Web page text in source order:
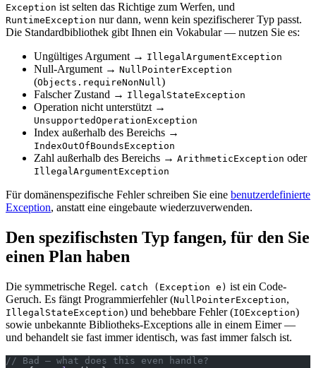
Exception ist selten das Richtige zum Werfen, und
RuntimeException nur dann, wenn kein spezifischerer Typ passt.
Die Standardbibliothek gibt Ihnen ein Vokabular — nutzen Sie es:
Ungültiges Argument → IllegalArgumentException
Null-Argument → NullPointerException
(Objects.requireNonNull)
Falscher Zustand → IllegalStateException
Operation nicht unterstützt →
UnsupportedOperationException
Index außerhalb des Bereichs →
IndexOutOfBoundsException
Zahl außerhalb des Bereichs → ArithmeticException oder
IllegalArgumentException
Für domänenspezifische Fehler schreiben Sie eine benutzerdefinierte
Exception, anstatt eine eingebaute wiederzuverwenden.
Den spezifischsten Typ fangen, für den Sie
einen Plan haben
Die symmetrische Regel. catch (Exception e) ist ein Code-
Geruch. Es fängt Programmierfehler (NullPointerException,
IllegalStateException) und behebbare Fehler (IOException)
sowie unbekannte Bibliotheks-Exceptions alle in einem Eimer —
und behandelt sie fast immer identisch, was fast immer falsch ist.
// Bad — what does this even handle?